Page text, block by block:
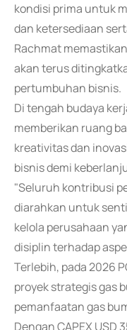
kondisi prima untuk
dan ketersediaan
Rachmat
akan terus
pertumbuhan bisnis.
Di tengah budaya
memberikan ruang
kreativitas dan
bisnis demi
"Seluruh kontribusi
diarahkan untuk
kelola perusahaan
disiplin terhadap
Terlebih, pada 2026
proyek strategis gas
pemanfaatan gas
Dengan CAPEX USD